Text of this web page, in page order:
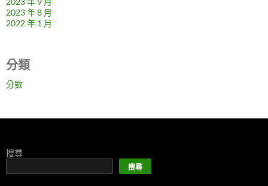
2023 年 8 月
2022 年 1 月
分類
分數
搜尋
搜尋